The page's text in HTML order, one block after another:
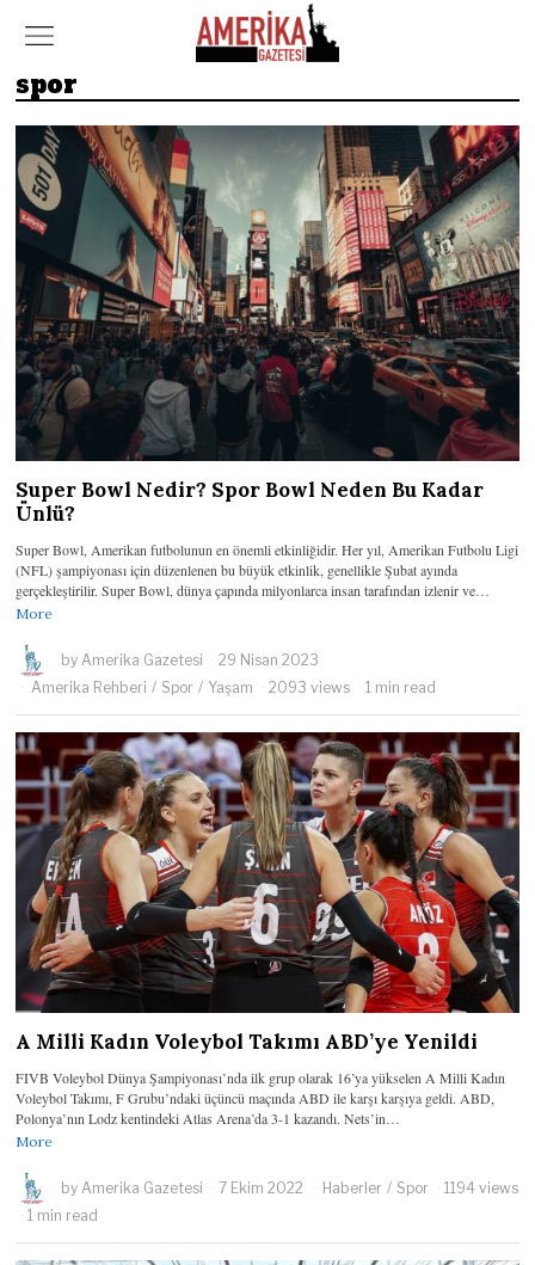
spor
Super Bowl Nedir? Spor Bowl Neden Bu Kadar
Ünlü?
Super Bowl, Amerikan futbolunun en önemli etkinliğidir. Her yıl, Amerikan Futbolu Ligi
(NFL) şampiyonası için düzenlenen bu büyük etkinlik, genellikle Şubat ayında
gerçekleştirilir. Super Bowl, dünya çapında milyonlarca insan tarafından izlenir ve…
More
by Amerika Gazetesi
29 Nisan 2023
Amerika Rehberi / Spor / Yaşam 2093 views 1 min read
A Milli Kadın Voleybol Takımı ABD’ye Yenildi
FIVB Voleybol Dünya Şampiyonası’nda ilk grup olarak 16’ya yükselen A Milli Kadın
Voleybol Takımı, F Grubu’ndaki üçüncü maçında ABD ile karşı karşıya geldi. ABD,
Polonya’nın Lodz kentindeki Atlas Arena’da 3-1 kazandı. Nets’in…
More
by Amerika Gazetesi 7 Ekim 2022 Haberler / Spor
1194 views
1 min read